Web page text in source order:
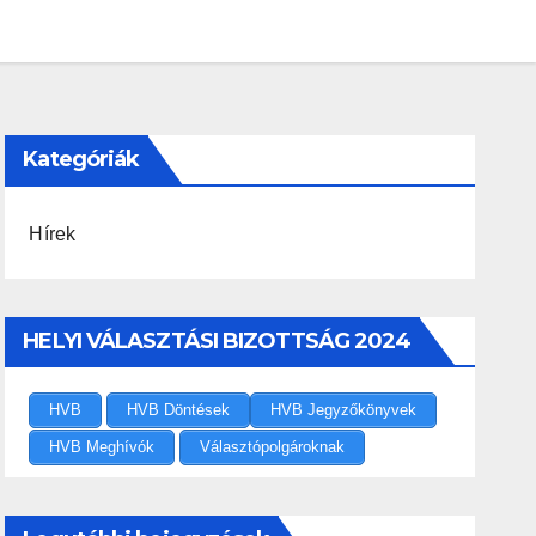
Kategóriák
Hírek
HELYI VÁLASZTÁSI BIZOTTSÁG 2024
HVB HVB Döntések HVB Jegyzőkönyvek
HVB Meghívók Választópolgároknak